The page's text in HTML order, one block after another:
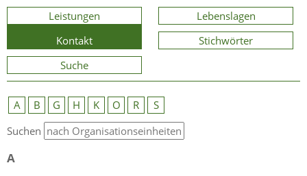
Leistungen
Lebenslagen
Kontakt
Stichwörter
Suche
A B G H K O R
S
Suchen
A